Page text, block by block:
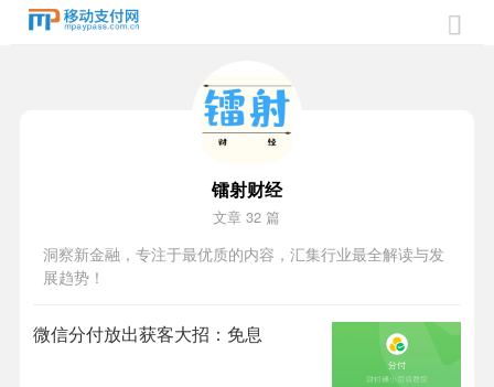

镭射财经
文章 32 篇
洞察新金融，专注于最优质的内容，汇集行业最全解读与发
展趋势！
微信分付放出获客大招：免息